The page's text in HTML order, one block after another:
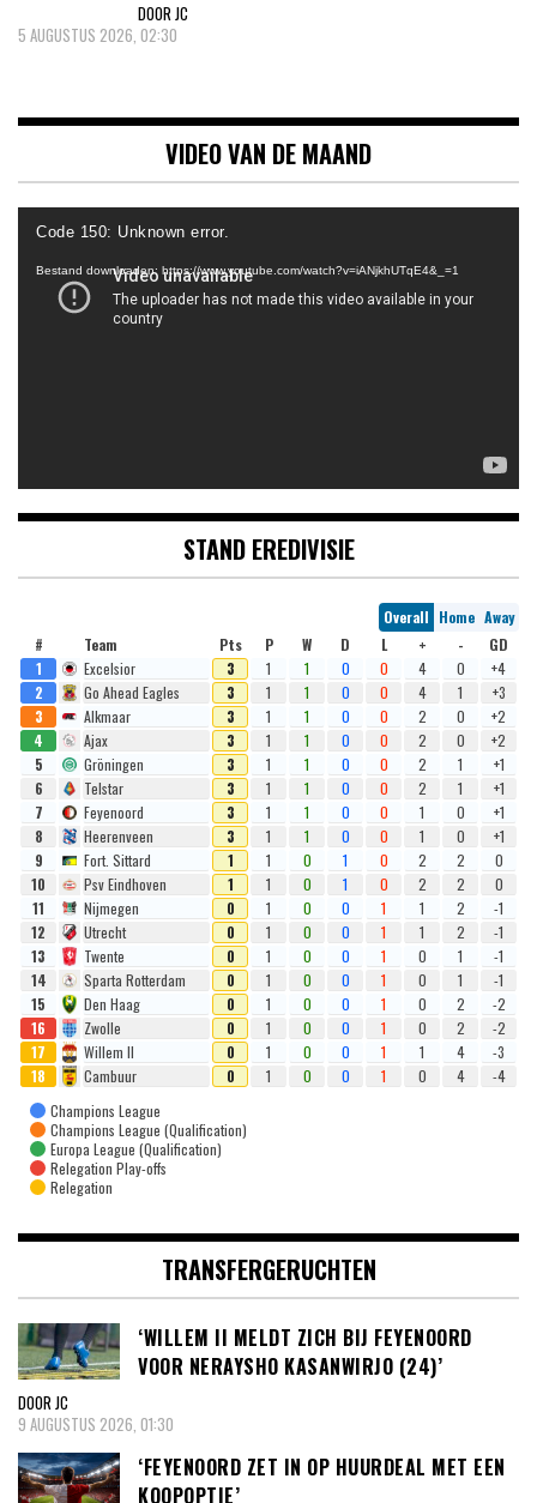
DOOR JC
5 AUGUSTUS 2026, 02:30
VIDEO VAN DE MAAND
Videospeler
Code 150: Unknown error.
Bestand downloaden: https://www.youtube.com/watch?v=iANjkhUTqE4&_=1
STAND EREDIVISIE
Overall Home Away
#
Team Pts P W D L + -
GD
1
Excelsior 3 1 1 0 0 4 0
+4
2
Go Ahead Eagles 3 1 1 0 0 4 1
+3
3
Alkmaar 3 1 1 0 0 2 0
+2
4
Ajax 3 1 1 0 0 2 0
+2
5
Gröningen 3 1 1 0 0 2 1
+1
6
Telstar 3 1 1 0 0 2 1
+1
7
Feyenoord 3 1 1 0 0 1 0
+1
8
Heerenveen 3 1 1 0 0 1 0
+1
9
Fort. Sittard 1 1 0 1 0 2 2
0
10
Psv Eindhoven 1 1 0 1 0 2 2
0
11
Nijmegen 0 1 0 0 1 1 2
-1
12
Utrecht 0 1 0 0 1 1 2
-1
13
Twente 0 1 0 0 1 0 1
-1
14
Sparta Rotterdam 0 1 0 0 1 0 1
-1
15
Den Haag 0 1 0 0 1 0 2
-2
16
Zwolle 0 1 0 0 1 0 2
-2
17
Willem II 0 1 0 0 1 1 4
-3
18
Cambuur 0 1 0 0 1 0 4
-4
Champions League
Champions League (Qualification)
Europa League (Qualification)
Relegation Play-offs
Relegation
TRANSFERGERUCHTEN
‘WILLEM II MELDT ZICH BIJ FEYENOORD
VOOR NERAYSHO KASANWIRJO (24)’
DOOR JC
9 AUGUSTUS 2026, 01:30
‘FEYENOORD ZET IN OP HUURDEAL MET EEN
KOOPOPTIE’